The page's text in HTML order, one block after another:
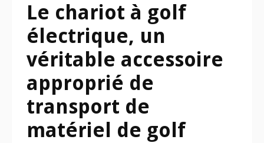
Le chariot à golf
électrique, un
véritable accessoire
approprié de
transport de
matériel de golf